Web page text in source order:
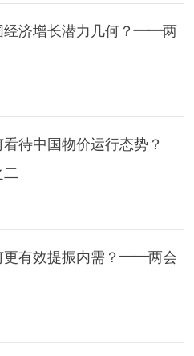
经济增长潜力几何？——两
待中国物价运行态势？
更有效提振内需？——两会